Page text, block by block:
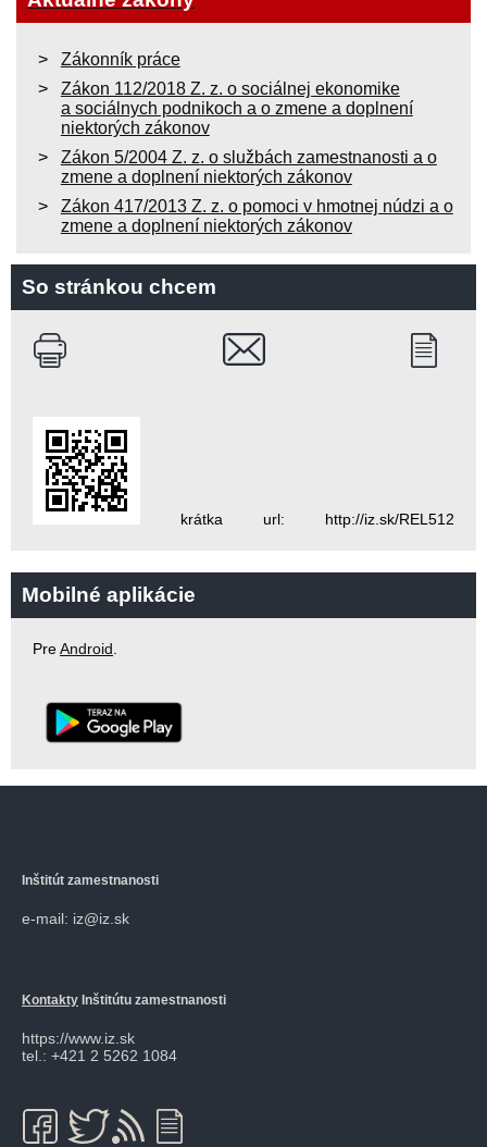
Zákonník práce
Zákon 112/2018 Z. z. o sociálnej ekonomike
a sociálnych podnikoch a o zmene a doplnení
niektorých zákonov
Zákon 5/2004 Z. z. o službách zamestnanosti a o
zmene a doplnení niektorých zákonov
Zákon 417/2013 Z. z. o pomoci v hmotnej núdzi a o
zmene a doplnení niektorých zákonov
So stránkou chcem
krátka url: http://iz.sk/REL512
Mobilné aplikácie
PreAndroid.
Inštitút zamestnanosti
e-mail: iz@iz.sk
Kontakty Inštitútu zamestnanosti
https://www.iz.sk
tel.: +421 2 5262 1084